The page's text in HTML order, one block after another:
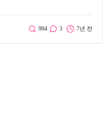
994 3 7년 전